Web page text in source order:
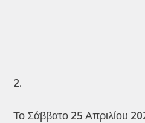
2.
Το Σάββατο 25 Απριλίου